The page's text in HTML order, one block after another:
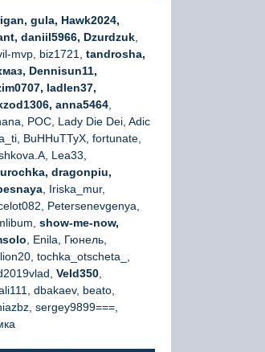
gula, Hawk2024,
daniil5966, Dzurdzuk
mvp, biz1721, tandrosha,
Dennisun11,
ladlen37,
anna5464
РОС, Lady Die Dei, Adic
BuHHuTTyX, fortunate,
Lea33,
dragonpiu,
, Iriska_mur,
Petersenevgenya,
show-me-now,
, Enila, Гюнель,
tochka_otscheta_,
Veld350
dbakaev, beato,
sergey9899===,